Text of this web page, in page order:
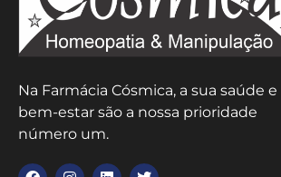
Na Farmácia Cósmica, a sua saúde e
bem-estar são a nossa prioridade
número um.